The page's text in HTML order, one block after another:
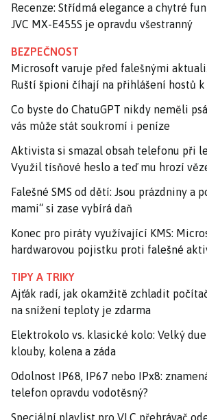
Recenze: Střídmá elegance a chytré
JVC MX-E455S je opravdu všestranný
BEZPEČNOST
Microsoft varuje před falešnými
Ruští špioni číhají na přihlášení hostů
Co byste do ChatuGPT nikdy neměli
vás může stát soukromí i peníze
Aktivista si smazal obsah telefonu při
Využil tísňové heslo a teď mu hrozí
Falešné SMS od dětí: Jsou prázdniny a
mami“ si zase vybírá daň
Konec pro piráty využívající KMS:
hardwarovou pojistku proti falešné
TIPY A TRIKY
Ajťák radí, jak okamžitě zchladit
na snížení teploty je zdarma
Elektrokolo vs. klasické kolo: Velký
klouby, kolena a záda
Odolnost IP68, IP67 nebo IPx8:
telefon opravdu vodotěsný?
Speciální playlist pro VLC přehrávač